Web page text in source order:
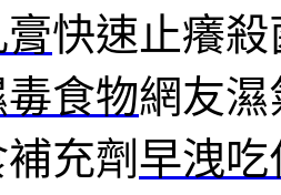
快速止癢
食物網友
充劑 早洩吃